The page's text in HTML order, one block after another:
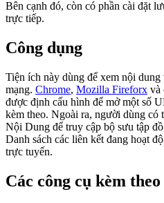
Bên cạnh đó, còn có phần cài đặt
trực tiếp.
Công dụng
Tiện ích này dùng để xem nội
mạng. Chrome, Mozilla Fireforx và
được định cấu hình để mở một số
kèm theo. Ngoài ra, người dùng có
Nội Dung để truy cập bộ sưu tập
Danh sách các liên kết đang hoạt
trực tuyến.
Các công cụ kèm theo